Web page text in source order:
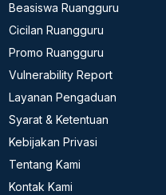
Beasiswa Ruangguru
Cicilan Ruangguru
Promo Ruangguru
Vulnerability Report
Layanan Pengaduan
Syarat & Ketentuan
Kebijakan Privasi
Tentang Kami
Kontak Kami